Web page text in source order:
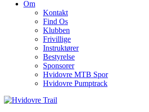
Om
Kontakt
Find Os
Klubben
Frivillige
Instruktører
Bestyrelse
Sponsorer
Hvidovre MTB Spor
Hvidovre Pumptrack